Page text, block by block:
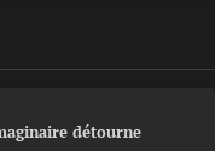
détourne